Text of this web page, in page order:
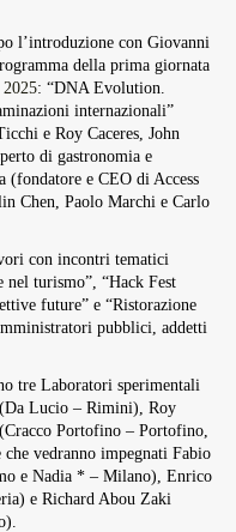
l’introduzione con Giovanni
della prima giornata
: “DNA Evolution.
internazionali”
e Roy Caceres, John
di gastronomia e
(fondatore e CEO di Access
Chen, Paolo Marchi e Carlo
con incontri tematici
turismo”, “Hack Fest
future” e “Ristorazione
pubblici, addetti
tre Laboratori sperimentali
Lucio – Rimini), Roy
Portofino – Portofino,
che vedranno impegnati Fabio
e Nadia * – Milano), Enrico
e Richard Abou Zaki